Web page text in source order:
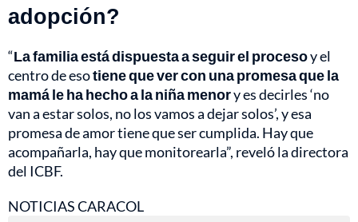
adopción?
“La familia está dispuesta a seguir el procesoy el
centro de esotiene que ver con una promesa que la
mamá le ha hecho a la niña menory es decirles ‘no
van a estar solos, no los vamos a dejar solos’, y esa
promesa de amor tiene que ser cumplida. Hay que
acompañarla, hay que monitorearla”, reveló la directora
del ICBF.
NOTICIAS CARACOL